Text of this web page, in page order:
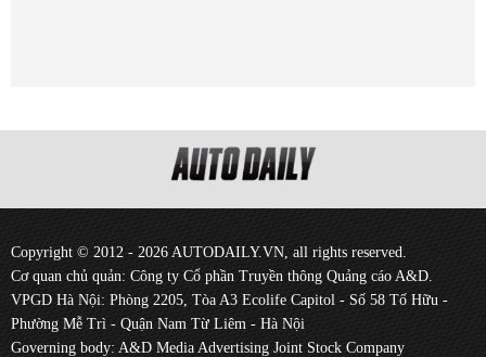
Copyright © 2012 - 2026 AUTODAILY.VN, all rights reserved.
Cơ quan chủ quản: Công ty Cổ phần Truyền thông Quảng cáo A&D.
VPGD Hà Nội: Phòng 2205, Tòa A3 Ecolife Capitol - Số 58 Tố Hữu -
Phường Mễ Trì - Quận Nam Từ Liêm - Hà Nội
Governing body: A&D Media Advertising Joint Stock Company